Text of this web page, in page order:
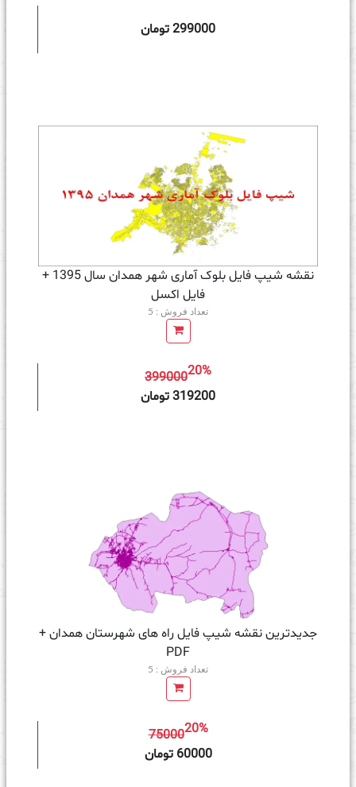
299000 تومان
نقشه شیپ فایل بلوک آماری شهر همدان سال 1395 +
فايل اكسل
تعداد فروش : 5
39900020%
319200 تومان
جدیدترین نقشه شیپ فایل راه های شهرستان همدان +
PDF
تعداد فروش : 5
7500020%
60000 تومان